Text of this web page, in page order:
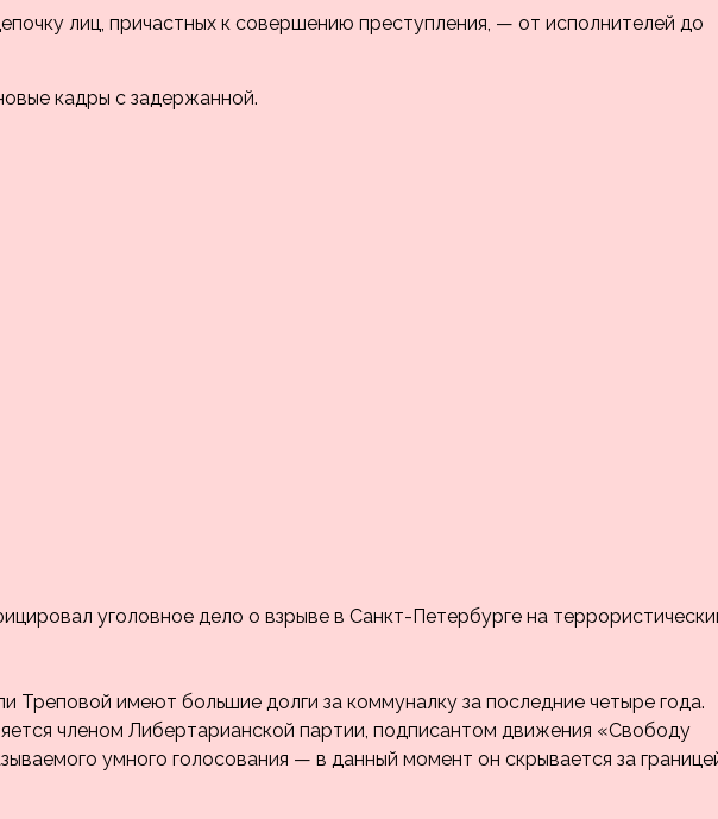
лиц, причастных к совершению преступления, — от исполнителей до
кадры с задержанной.
уголовное дело о взрыве в Санкт-Петербурге на
Треповой имеют большие долги за коммуналку за последние четыре года.
членом Либертарианской партии, подписантом движения «Свободу
умного голосования — в данный момент он скрывается за